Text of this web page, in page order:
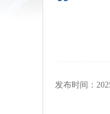
发布时间：